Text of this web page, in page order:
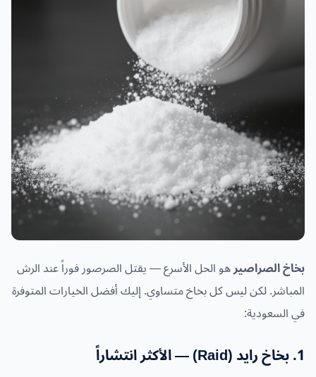
بخاخ الصراصيرهو الحل الأسرع — يقتل الصرصور فوراً عند الرش
المباشر. لكن ليس كل بخاخ متساوي. إليك أفضل الخيارات المتوفرة
في السعودية:
1. بخاخ رايد (Raid) — الأكثر انتشاراً